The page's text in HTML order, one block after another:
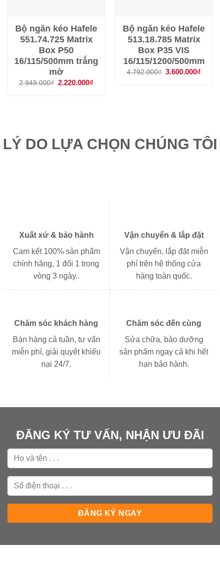
Bộ ngăn kéo Hafele
551.74.725 Matrix
Box P50
16/115/500mm trắng
mờ
2.949.000₫ Giá
2.220.000₫
Bộ ngăn kéo Hafele
513.18.785 Matrix
Box P35 VIS
16/115/1200/500mm
4.792.000₫ Giá
3.600.000₫
LÝ DO LỰA CHỌN CHÚNG TÔI
Xuất xứ & bảo hành
Cam kết 100% sản phẩm
chính hãng, 1 đổi 1 trong
vòng 3 ngày..
Vận chuyển & lắp đặt
Vận chuyển, lắp đặt miễn
phí trên hệ thống cửa
hàng toàn quốc.
Chăm sóc khách hàng
Bán hàng cả tuần, tư vấn
miễn phí, giải quyết khiếu
nại 24/7.
Chăm sóc đến cùng
Sửa chữa, bảo dưỡng
sản phẩm ngay cả khi hết
hạn bảo hành.
ĐĂNG KÝ TƯ VẤN, NHẬN ƯU ĐÃI